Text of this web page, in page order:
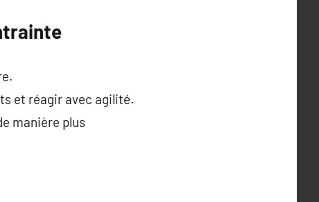
et réagir avec agilité.
manière plus